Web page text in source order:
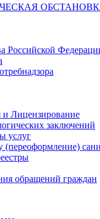
Российской
и Лицензирование
заключений
услуг
обращений граждан